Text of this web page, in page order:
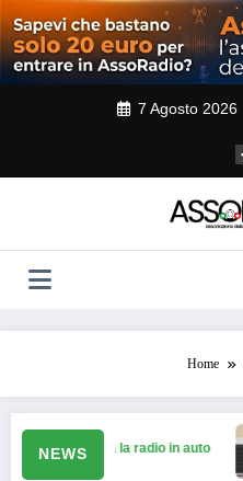
al
contenuto
7 Agosto 2026
Home
NEWS
L’UE salva la radio in auto